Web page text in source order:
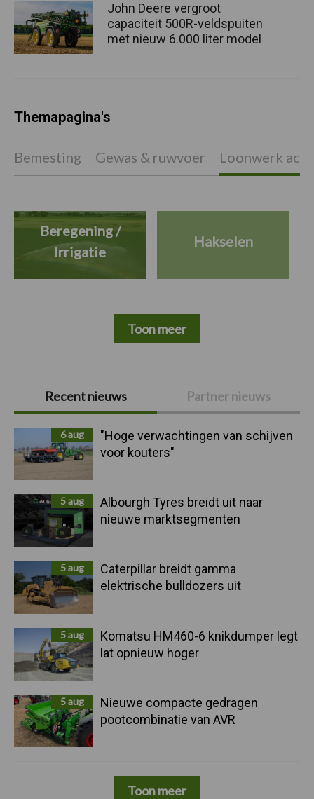
Primaire
Sidebar
Recent nieuws Partner nieuws
6 aug
"Hoge verwachtingen van schijven
voor kouters"
5 aug
Albourgh Tyres breidt uit naar
nieuwe marktsegmenten
5 aug
Caterpillar breidt gamma
elektrische bulldozers uit
5 aug
Komatsu HM460-6 knikdumper legt
lat opnieuw hoger
5 aug
Nieuwe compacte gedragen
pootcombinatie van AVR
Toon meer
John Deere vergroot
capaciteit 500R-veldspuiten
met nieuw 6.000 liter model
Themapagina's
Bemesting Gewas & ruwvoer Loonwerk
Beregening /
Irrigatie
Hakselen
Toon meer